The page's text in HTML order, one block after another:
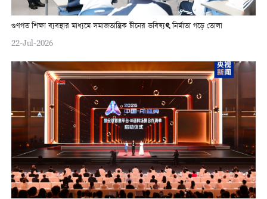
গুণগত শিক্ষা ব্যবস্থার মাধ্যমে সমাজতান্ত্রিক চীনের ভবিষ্যৎ নির্মাতা গড়ে তোলা
22-Jul-2026